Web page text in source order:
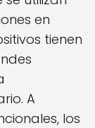
en
tienen
A
los